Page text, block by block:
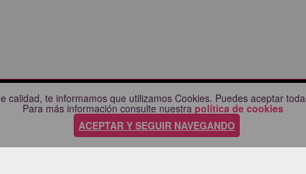
te informamos que utilizamos Cookies. Puedes aceptar
Para más información consulte nuestra política de cookies
ACEPTAR Y SEGUIR NAVEGANDO
AYUDA
Comprueba tu compra
Preguntas frecuentes